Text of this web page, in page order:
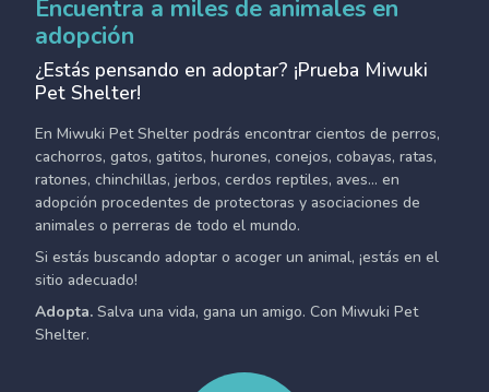
Encuentra a miles de animales en
adopción
¿Estás pensando en adoptar? ¡Prueba Miwuki
Pet Shelter!
En Miwuki Pet Shelter podrás encontrar cientos de perros,
cachorros, gatos, gatitos, hurones, conejos, cobayas, ratas,
ratones, chinchillas, jerbos, cerdos reptiles, aves... en
adopción procedentes de protectoras y asociaciones de
animales o perreras de todo el mundo.
Si estás buscando adoptar o acoger un animal, ¡estás en el
sitio adecuado!
Adopta. Salva una vida, gana un amigo. Con Miwuki Pet
Shelter.